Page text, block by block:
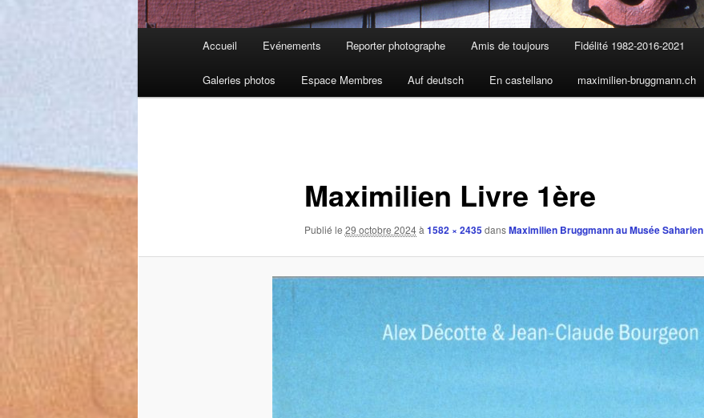
Accueil Evénements Reporter photographe Amis de toujours Fidélité 1982-2016-2021
Galeries photos Espace Membres Auf deutsch En castellano maximilien-bruggmann.ch
Maximilien Livre 1ère
Publié le 29 octobre 2024à 1582 × 2435dansMaximilien Bruggmann au Musée Saharien